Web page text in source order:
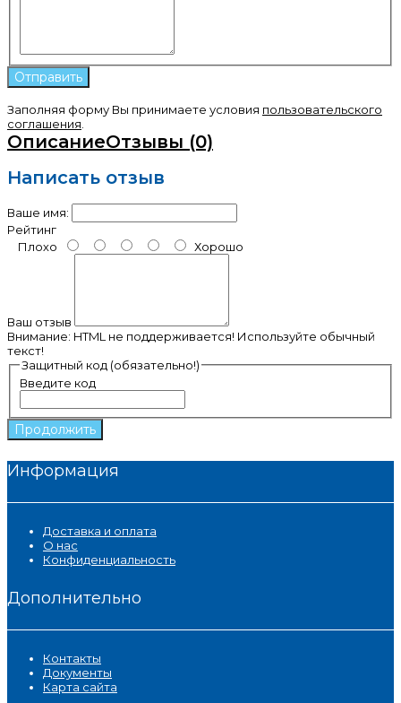
Заполняя форму Вы принимаете условия пользовательского
соглашения
ОписаниеОтзывы (0)
Написать отзыв
Ваше имя:
Рейтинг
Плохо
Хорошо
Ваш отзыв
Внимание: HTML не поддерживается! Используйте обычный
текст!
Защитный код (обязательно!)
Введите код
Продолжить
Информация
Доставка и оплата
О нас
Конфиденциальность
Дополнительно
Контакты
Документы
Карта сайта